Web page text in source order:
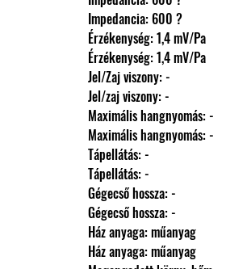
                Impedancia: 600 ?
                Érzékenység: 1,4 mV/Pa
                Érzékenység: 1,4 mV/Pa
                Jel/Zaj viszony: -
                Jel/zaj viszony: -
                Maximális hangnyomás: -
                Maximális hangnyomás: -
                Tápellátás: -
                Tápellátás: -
                Gégecső hossza: -
                Gégecső hossza: -
                Ház anyaga: műanyag
                Ház anyaga: műanyag